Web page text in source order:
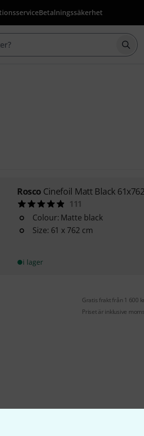
Betalningssäkerhet
Rosco Cinefoil Matt Black
111
Colour: Matte black
Size: 61 x 762 cm
i lager
Gratis frakt från 1 600
Priset är inklusive